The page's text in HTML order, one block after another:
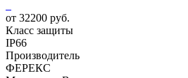
от 32200 руб.
Класс защиты
IP66
Производитель
ФЕРЕКС